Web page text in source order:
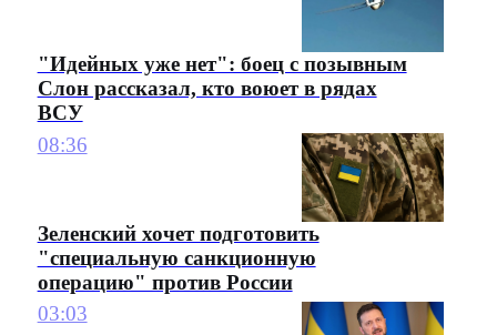
"Идейных уже нет": боец с позывным
Слон рассказал, кто воюет в рядах
ВСУ
08:36
Зеленский хочет подготовить
"специальную санкционную
операцию" против России
03:03